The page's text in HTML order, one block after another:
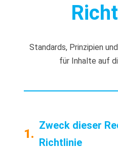
Standards, Prinzipien
für Inhalte auf
Zweck dieser
Richtlinie